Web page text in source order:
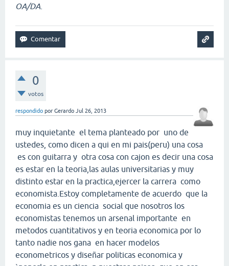
OA/DA.
0
votos
respondido por Gerardo Jul 26, 2013
muy inquietante el tema planteado por uno de
ustedes, como dicen a qui en mi pais(peru) una cosa
es con guitarra y otra cosa con cajon es decir una cosa
es estar en la teoria,las aulas universitarias y muy
distinto estar en la practica,ejercer la carrera como
economista.Estoy completamente de acuerdo que la
economia es un ciencia social que nosotros los
economistas tenemos un arsenal importante en
metodos cuantitativos y en teoria economica por lo
tanto nadie nos gana en hacer modelos
econometricos y diseñar politicas economica y